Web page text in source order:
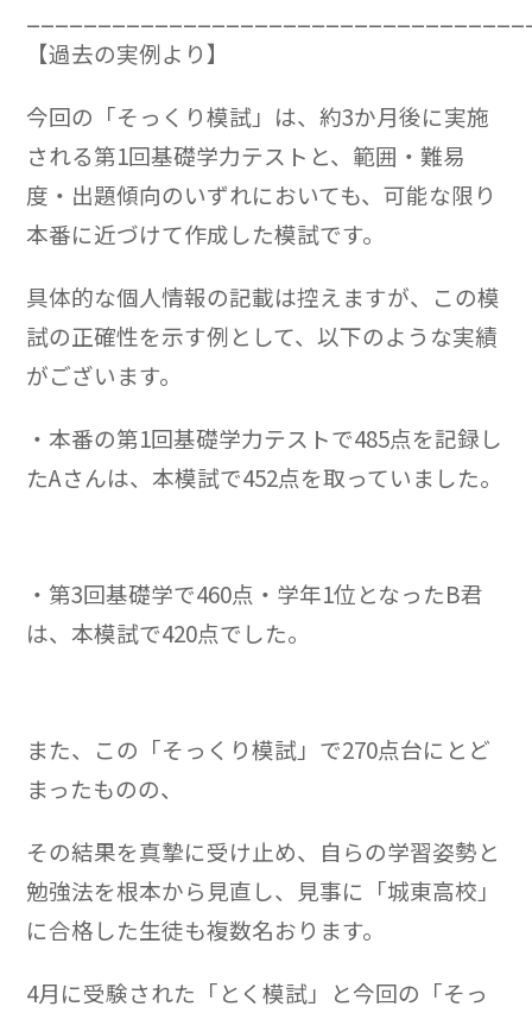
【過去の実例より】
今回の「そっくり模試」は、約3か月後に実施
される第1回基礎学力テストと、範囲・難易
度・出題傾向のいずれにおいても、可能な限り
本番に近づけて作成した模試です。
具体的な個人情報の記載は控えますが、この模
試の正確性を示す例として、以下のような実績
がございます。
・本番の第1回基礎学力テストで485点を記録し
たAさんは、本模試で452点を取っていました。
・第3回基礎学で460点・学年1位となったB君
は、本模試で420点でした。
また、この「そっくり模試」で270点台にとど
まったものの、
その結果を真摯に受け止め、自らの学習姿勢と
勉強法を根本から見直し、見事に「城東高校」
に合格した生徒も複数名おります。
4月に受験された「とく模試」と今回の「そっ